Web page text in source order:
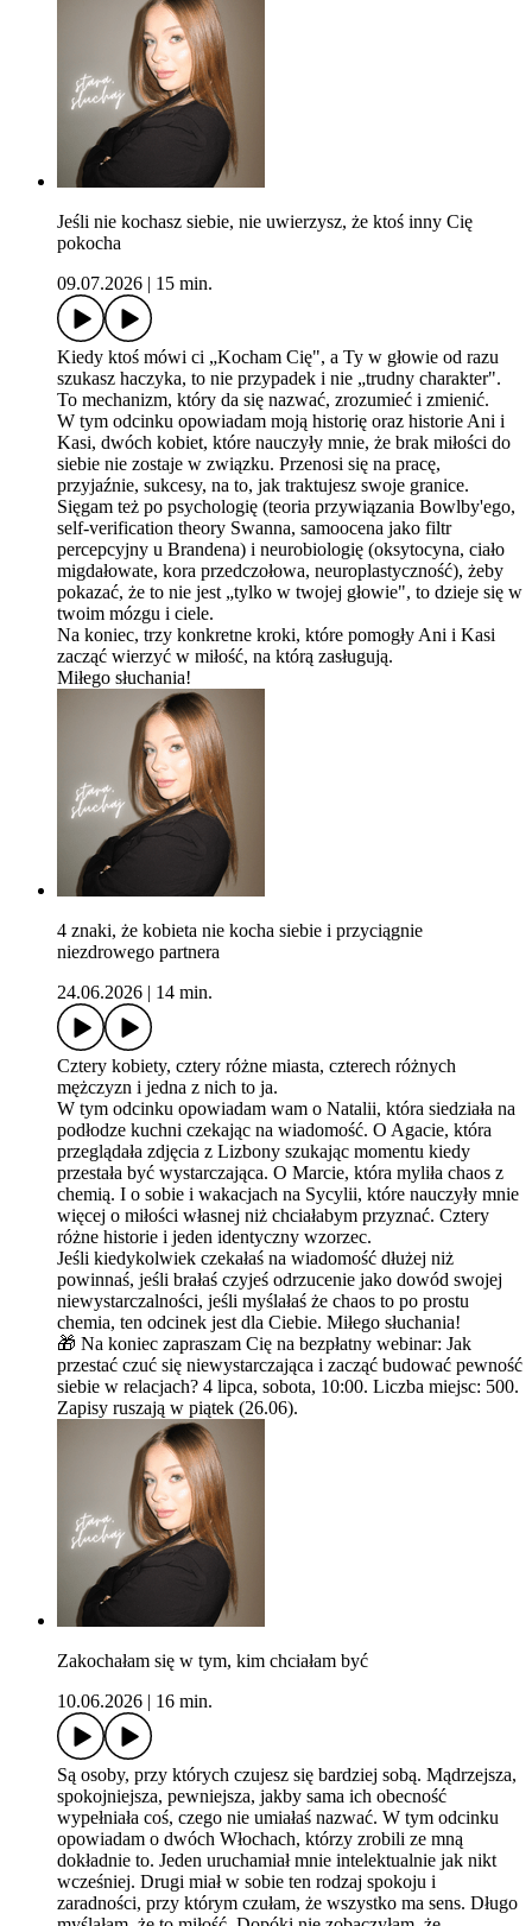
Jeśli nie kochasz siebie, nie uwierzysz, że ktoś inny Cię
pokocha
09.07.2026
15 min.
Kiedy ktoś mówi ci „‬Kocham Cię", a Ty w głowie od razu
szukasz haczyka, to nie przypadek i nie „‬trudny charakter".
To mechanizm, który da się nazwać, zrozumieć i zmienić.
W tym odcinku opowiadam moją historię oraz historie Ani i
Kasi, dwóch kobiet, które nauczyły mnie, że brak miłości do
siebie nie zostaje w związku. Przenosi się na pracę,
przyjaźnie, sukcesy, na to, jak traktujesz swoje granice.
Sięgam też po psychologię (teoria przywiązania Bowlby'ego,
self-verification theory Swanna, samoocena jako filtr
percepcyjny u Brandena) i neurobiologię (oksytocyna, ciało
migdałowate, kora przedczołowa, neuroplastyczność), żeby
pokazać, że to nie jest „‬tylko w twojej głowie", to dzieje się w
twoim mózgu i ciele.
Na koniec, trzy konkretne kroki, które pomogły Ani i Kasi
zacząć wierzyć w miłość, na którą zasługują.
Miłego słuchania!
4 znaki, że kobieta nie kocha siebie i przyciągnie
niezdrowego partnera
24.06.2026
14 min.
Cztery kobiety, cztery różne miasta, czterech różnych
mężczyzn i jedna z nich to ja.
W tym odcinku opowiadam wam o Natalii, która siedziała na
podłodze kuchni czekając na wiadomość. O Agacie, która
przeglądała zdjęcia z Lizbony szukając momentu kiedy
przestała być wystarczająca. O Marcie, która myliła chaos z
chemią. I o sobie i wakacjach na Sycylii, które nauczyły mnie
więcej o miłości własnej niż chciałabym przyznać. Cztery
różne historie i jeden identyczny wzorzec.
Jeśli kiedykolwiek czekałaś na wiadomość dłużej niż
powinnaś, jeśli brałaś czyjeś odrzucenie jako dowód swojej
niewystarczalności, jeśli myślałaś że chaos to po prostu
chemia, ten odcinek jest dla Ciebie. Miłego słuchania!
🎁 Na koniec zapraszam Cię na bezpłatny webinar: Jak
przestać czuć się niewystarczająca i zacząć budować pewność
siebie w relacjach? 4 lipca, sobota, 10:00. Liczba miejsc: 500.
Zapisy ruszają w piątek (26.06).
Zakochałam się w tym, kim chciałam być
10.06.2026
16 min.
Są osoby, przy których czujesz się bardziej sobą. Mądrzejsza,
spokojniejsza, pewniejsza, jakby sama ich obecność
wypełniała coś, czego nie umiałaś nazwać. W tym odcinku
opowiadam o dwóch Włochach, którzy zrobili ze mną
dokładnie to. Jeden uruchamiał mnie intelektualnie jak nikt
wcześniej. Drugi miał w sobie ten rodzaj spokoju i
zaradności, przy którym czułam, że wszystko ma sens. Długo